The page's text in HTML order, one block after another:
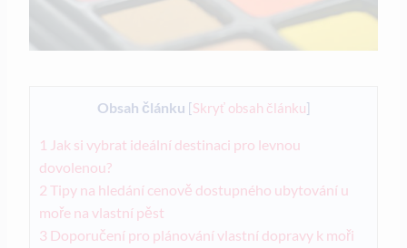
Obsah článku [Skryť obsah článku]
1 Jak si vybrat ideální destinaci pro levnou
dovolenou?
2 Tipy na‍ hledání⁣ cenově dostupného⁤ ubytování u⁤
moře⁢ na ‍vlastní pěst
3 Doporučení pro‍ plánování vlastní​ dopravy k moři